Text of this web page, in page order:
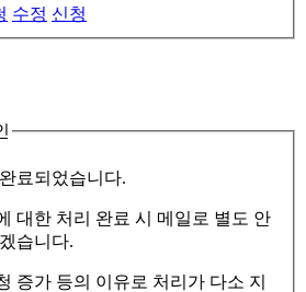
수정 신청
료되었습니다.
대한 처리 완료 시 메일로 별도 안
습니다.
증가 등의 이유로 처리가 다소 지